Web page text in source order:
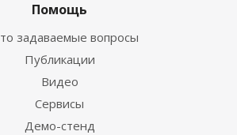
Помощь
задаваемые вопросы
Публикации
Видео
Сервисы
Демо-стенд